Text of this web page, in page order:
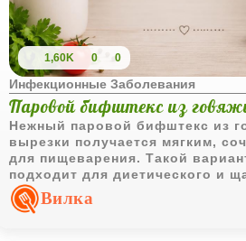
1,60K 0 0
Инфекционные Заболевания
Паровой бифштекс из
Нежный паровой бифштекс из
вырезки получается мягким,
для пищеварения. Такой
подходит для диетического и
питания без лишнего жира и
Вилка